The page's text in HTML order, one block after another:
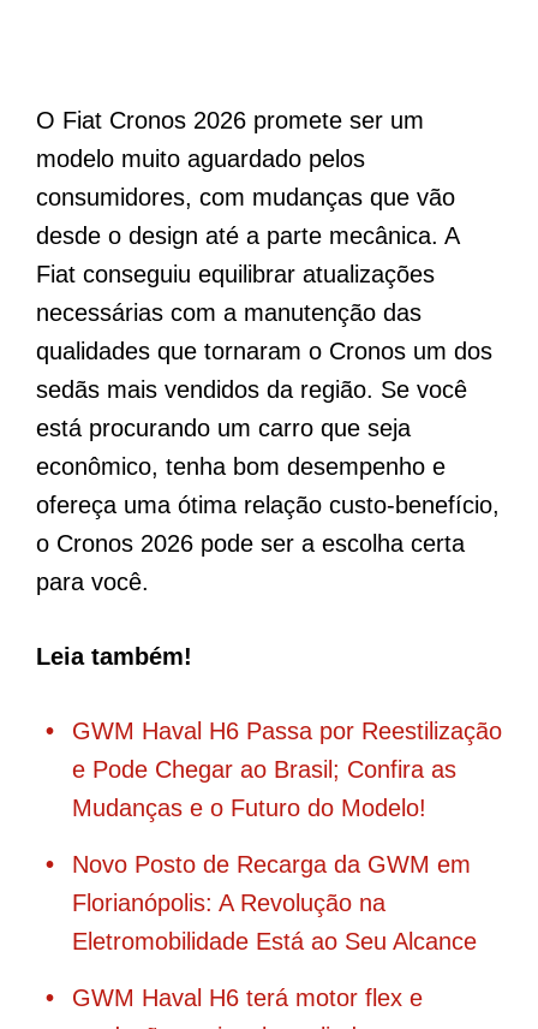
O Fiat Cronos 2026 promete ser um
modelo muito aguardado pelos
consumidores, com mudanças que vão
desde o design até a parte mecânica. A
Fiat conseguiu equilibrar atualizações
necessárias com a manutenção das
qualidades que tornaram o Cronos um dos
sedãs mais vendidos da região. Se você
está procurando um carro que seja
econômico, tenha bom desempenho e
ofereça uma ótima relação custo-benefício,
o Cronos 2026 pode ser a escolha certa
para você.
Leia também!
GWM Haval H6 Passa por Reestilização
e Pode Chegar ao Brasil; Confira as
Mudanças e o Futuro do Modelo!
Novo Posto de Recarga da GWM em
Florianópolis: A Revolução na
Eletromobilidade Está ao Seu Alcance
GWM Haval H6 terá motor flex e